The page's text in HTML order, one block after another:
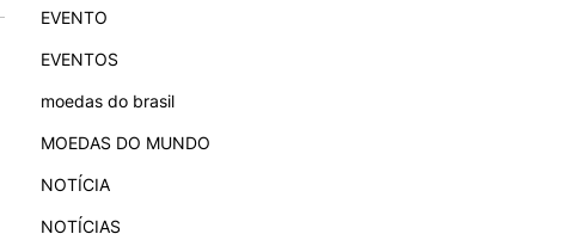
EVENTO
EVENTOS
moedas do brasil
MOEDAS DO MUNDO
NOTÍCIA
NOTÍCIAS